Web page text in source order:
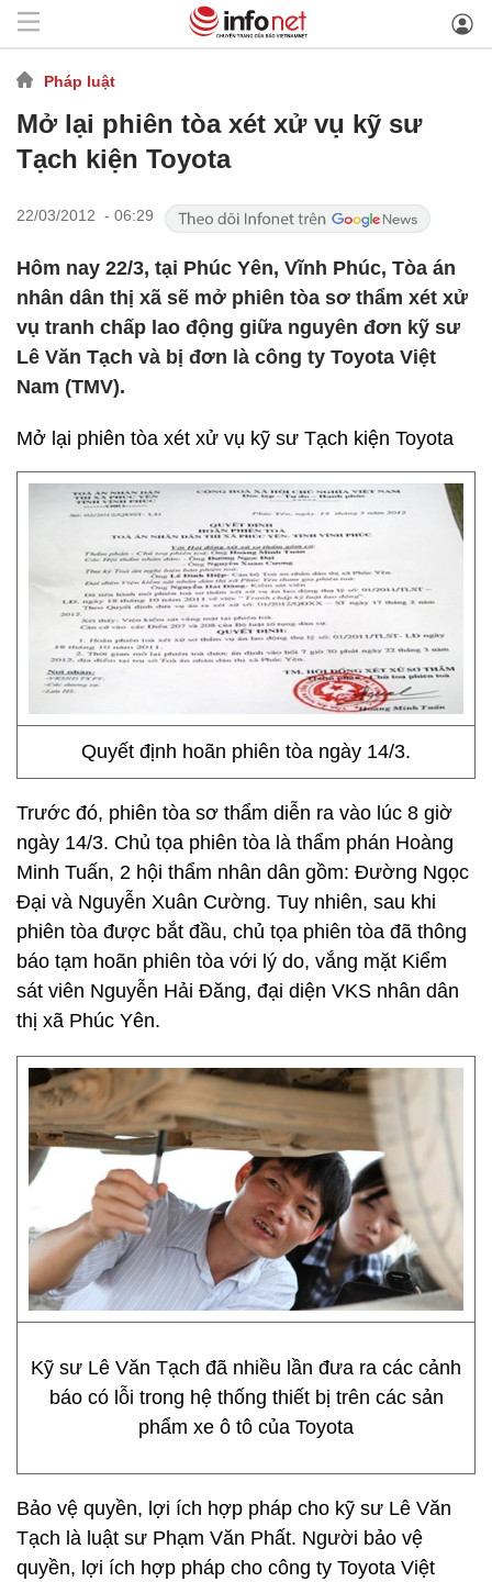
Pháp luật
Mở lại phiên tòa xét xử vụ kỹ sư
Tạch kiện Toyota
22/03/2012 - 06:29
Hôm nay 22/3, tại Phúc Yên, Vĩnh Phúc, Tòa án
nhân dân thị xã sẽ mở phiên tòa sơ thẩm xét xử
vụ tranh chấp lao động giữa nguyên đơn kỹ sư
Lê Văn Tạch và bị đơn là công ty Toyota Việt
Nam (TMV).
Mở lại phiên tòa xét xử vụ kỹ sư Tạch kiện Toyota
Quyết định hoãn phiên tòa ngày 14/3.
Trước đó, phiên tòa sơ thẩm diễn ra vào lúc 8 giờ
ngày 14/3. Chủ tọa phiên tòa là thẩm phán Hoàng
Minh Tuấn, 2 hội thẩm nhân dân gồm: Đường Ngọc
Đại và Nguyễn Xuân Cường. Tuy nhiên, sau khi
phiên tòa được bắt đầu, chủ tọa phiên tòa đã thông
báo tạm hoãn phiên tòa với lý do, vắng mặt Kiểm
sát viên Nguyễn Hải Đăng, đại diện VKS nhân dân
thị xã Phúc Yên.
Kỹ sư Lê Văn Tạch đã nhiều lần đưa ra các cảnh
báo có lỗi trong hệ thống thiết bị trên các sản
phẩm xe ô tô của Toyota
Bảo vệ quyền, lợi ích hợp pháp cho kỹ sư Lê Văn
Tạch là luật sư Phạm Văn Phất. Người bảo vệ
quyền, lợi ích hợp pháp cho công ty Toyota Việt